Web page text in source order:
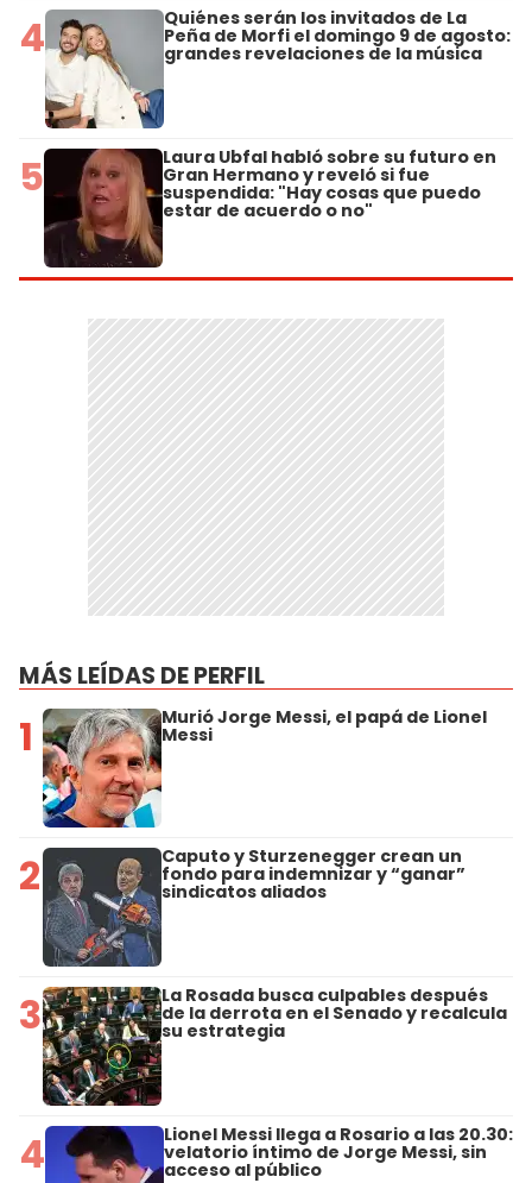
4 Quiénes serán los invitados de La
Peña de Morfi el domingo 9 de agosto:
grandes revelaciones de la música
5 Laura Ubfal habló sobre su futuro en
Gran Hermano y reveló si fue
suspendida: "Hay cosas que puedo
estar de acuerdo o no"
MÁS LEÍDAS DE PERFIL
1 Murió Jorge Messi, el papá de Lionel
Messi
2 Caputo y Sturzenegger crean un
fondo para indemnizar y “ganar”
sindicatos aliados
3 La Rosada busca culpables después
de la derrota en el Senado y recalcula
su estrategia
4 Lionel Messi llega a Rosario a las 20.30:
velatorio íntimo de Jorge Messi, sin
acceso al público